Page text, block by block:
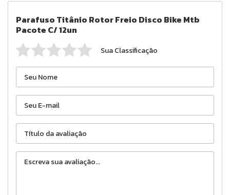
Parafuso Titânio Rotor Freio Disco Bike Mtb
Pacote C/ 12un
Sua Classificação